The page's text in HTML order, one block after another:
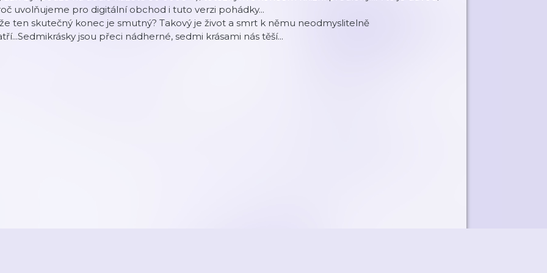
uvolňujeme pro digitální obchod i tuto verzi pohádky...
ten skutečný konec je smutný? Takový je život a smrt k němu neodmyslitelně
jsou přeci nádherné, sedmi krásami nás těší...